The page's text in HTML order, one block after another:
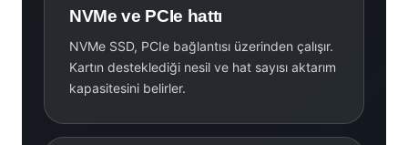
NVMe ve PCIe hattı
NVMe SSD, PCIe bağlantısı üzerinden çalışır.
Kartın desteklediği nesil ve hat sayısı aktarım
kapasitesini belirler.